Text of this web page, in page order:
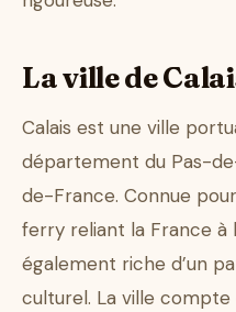
La ville de
Calais est une ville
département du Pas-
de-France. Connue
ferry reliant la France à
également riche d’un
culturel. La ville